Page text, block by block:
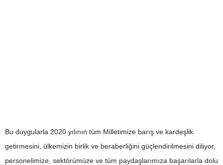
Bu duygularla 2020 yılının tüm Milletimize barış ve kardeşlik
getirmesini, ülkemizin birlik ve beraberliğini güçlendirilmesini diliyor,
personelimize, sektörümüze ve tüm paydaşlarımıza başarılarla dolu